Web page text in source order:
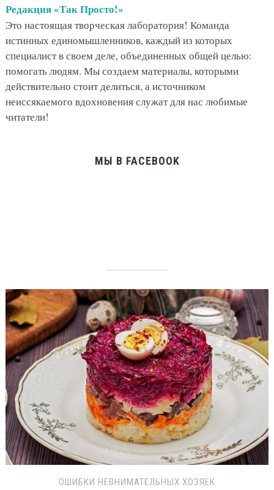
Редакция «Так Просто!»
Это настоящая творческая лаборатория! Команда
истинных единомышленников, каждый из которых
специалист в своем деле, объединенных общей целью:
помогать людям. Мы создаем материалы, которыми
действительно стоит делиться, а источником
неиссякаемого вдохновения служат для нас любимые
читатели!
МЫ В FACEBOOK
ОШИБКИ НЕВНИМАТЕЛЬНЫХ ХОЗЯЕК